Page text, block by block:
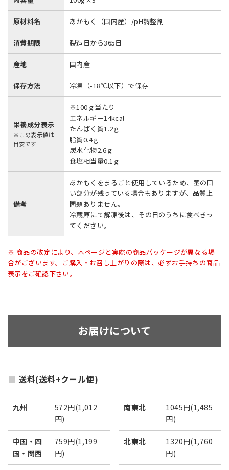
原材料名 あかもく（国内産）/pH調整剤
消費期限 製造日から365日
産地 国内産
保存方法 冷凍（-18℃以下）で保存
栄養成分表示
※この表示値は
目安です
※100ｇ当たり
エネルギー14kcal
たんぱく質1.2ｇ
脂質0.4ｇ
炭水化物2.6ｇ
食塩相当量0.1ｇ
備考
あかもくをまるごと使用しているため、茎の固
い部分が残っている場合もありますが、品質上
問題ありません。
冷蔵庫にて解凍後は、その日のうちに食べきっ
てください。
※ 商品の改定により、本ページと実際の商品パッケージが異なる場
合がございます。ご購入・お召し上がりの際は、必ずお手持ちの商品
表示をご確認下さい。
お届けについて
送料(送料+クール便)
九州
572円(1,012
円)
中国・四
国・関西
759円(1,199
円)
南東北
1045円(1,485
円)
北東北
1320円(1,760
円)